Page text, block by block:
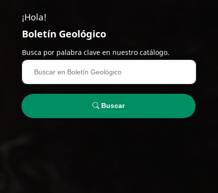
¡Hola!
Boletín Geológico
Busca por palabra clave en nuestro catálogo.
Buscar